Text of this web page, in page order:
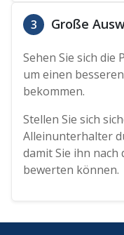
3 Große
Sehen Sie sich
um einen
bekommen.
Stellen Sie sich
Alleinunterhalter
damit Sie ihn
bewerten können.